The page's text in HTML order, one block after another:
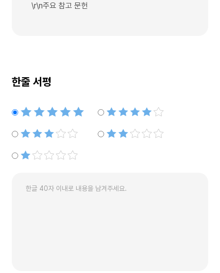
\r\n주요 참고 문헌
한줄 서평
별점5개 별점4개
별점3개 별점2개
별점1개